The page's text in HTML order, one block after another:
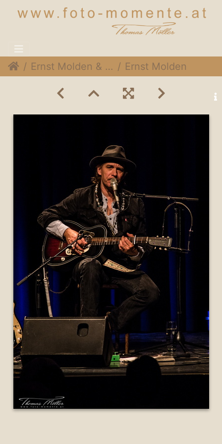
Ernst Molden & Hans Theesink @Stadtsaal Wien, 15. Mai 2015 Ernst Molden & Hans Theesink 066